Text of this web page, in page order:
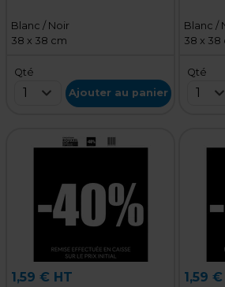
Blanc / Noir
38 x 38 cm
Qté
1 Ajouter au panier
Blanc /
38 x 38
Qté
1
1,59 € HT 1,59